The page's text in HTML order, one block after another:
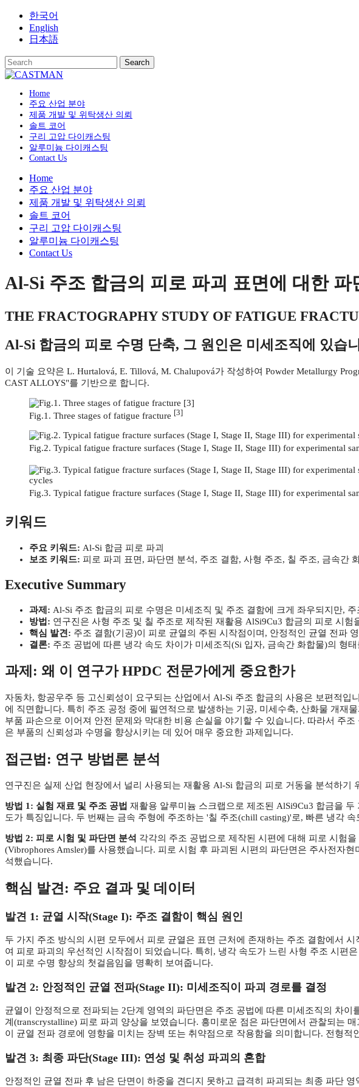
Skip
content
한국어
English
日本語
Home
주요 산업 분야
제품 개발 및 위탁생산 의뢰
솔트 코어
구리 고압 다이캐스팅
알루미늄 다이캐스팅
Contact Us
Home
주요 산업 분야
제품 개발 및 위탁생산 의뢰
솔트 코어
구리 고압 다이캐스팅
알루미늄 다이캐스팅
Contact Us
Al-Si 주조 합금의 피로 파괴 표면에 대한 파
THE FRACTOGRAPHY STUDY OF FATIGUE
Al-Si 합금의 피로 수명 단축, 그 원인은 미세조직에 있습
이 기술 요약은 L. Hurtalová, E. Tillová, M. Chalupová가 작성하여 Powder Metallurgy
CAST ALLOYS"를 기반으로 합니다.
Fig.1. Three stages of fatigue fracture [3]
Fig.2. Typical fatigue fracture surfaces (Stage I, Stage II, Stage III) for experimental
Fig.3. Typical fatigue fracture surfaces (Stage I, Stage II, Stage III) for experimental
키워드
주요 키워드: Al-Si 합금 피로 파괴
보조 키워드: 피로 파괴 표면, 파단면 분석, 주조 결함, 사형 주조, 칠 주조, 금속간
Executive Summary
과제: Al-Si 주조 합금의 피로 수명은 미세조직 및 주조 결함에 크게 좌우되지만,
방법: 연구진은 사형 주조 및 칠 주조로 제작된 재활용 AlSi9Cu3 합금의 피로 시
핵심 발견: 주조 결함(기공)이 피로 균열의 주된 시작점이며, 안정적인 균열 전파
결론: 주조 공법에 따른 냉각 속도 차이가 미세조직(Si 입자, 금속간 화합물)의 형
과제: 왜 이 연구가 HPDC 전문가에게 중요한가
자동차, 항공우주 등 고신뢰성이 요구되는 산업에서 Al-Si 주조 합금의 사용은 보편적
에 직면합니다. 특히 주조 공정 중에 필연적으로 발생하는 기공, 미세수축, 산화물 개재
부품 파손으로 이어져 안전 문제와 막대한 비용 손실을 야기할 수 있습니다. 따라서 주
은 부품의 신뢰성과 수명을 향상시키는 데 있어 매우 중요한 과제입니다.
접근법: 연구 방법론 분석
연구진은 실제 산업 현장에서 널리 사용되는 재활용 Al-Si 합금의 피로 거동을 분석하기
방법 1: 실험 재료 및 주조 공법 재활용 알루미늄 스크랩으로 제조된 AlSi9Cu3 합금을
도가 특징입니다. 두 번째는 금속 주형에 주조하는 '칠 주조(chill casting)'로, 빠른 냉각
방법 2: 피로 시험 및 파단면 분석 각각의 주조 공법으로 제작된 시편에 대해 피로 시험
(Vibrophores Amsler)를 사용했습니다. 피로 시험 후 파괴된 시편의 파단면은 주사전자
석했습니다.
핵심 발견: 주요 결과 및 데이터
발견 1: 균열 시작(Stage I): 주조 결함이 핵심 원인
두 가지 주조 방식의 시편 모두에서 피로 균열은 표면 근처에 존재하는 주조 결함에서
여 피로 파괴의 우선적인 시작점이 되었습니다. 특히, 냉각 속도가 느린 사형 주조 시편
이 피로 수명 향상의 첫걸음임을 명확히 보여줍니다.
발견 2: 안정적인 균열 전파(Stage II): 미세조직이 파괴 경로를 결정
균열이 안정적으로 전파되는 2단계 영역의 파단면은 주조 공법에 따른 미세조직의 차
계(transcrystalline) 피로 파괴 양상을 보였습니다. 흥미로운 점은 파단면에서 관찰되는
이 균열 전파 경로에 영향을 미치는 장벽 또는 취약점으로 작용함을 의미합니다. 전형
발견 3: 최종 파단(Stage III): 연성 및 취성 파괴의 혼합
안정적인 균열 전파 후 남은 단면이 하중을 견디지 못하고 급격히 파괴되는 최종 파단